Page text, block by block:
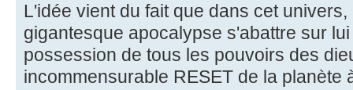
L'idée vient du fait que dans cet
gigantesque apocalypse s'abattre sur
possession de tous les pouvoirs des
incommensurable RESET de la planète